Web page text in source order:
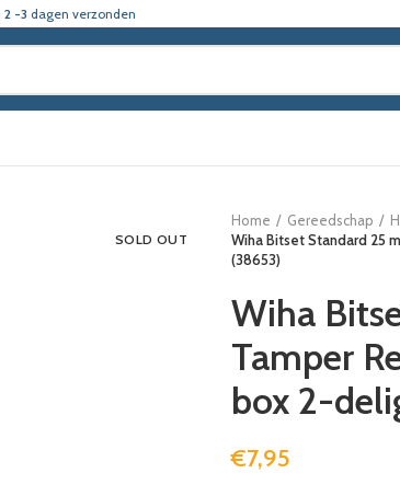
2 -3 dagen verzonden
SOLD OUT
Home Gereedschap
Wiha Bitset Standard 25
(38653)
Wiha
Tamper
box 2-
€7,95